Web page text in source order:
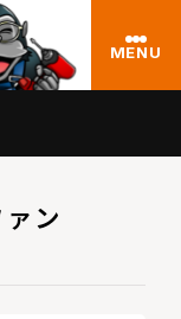
MENU
ン